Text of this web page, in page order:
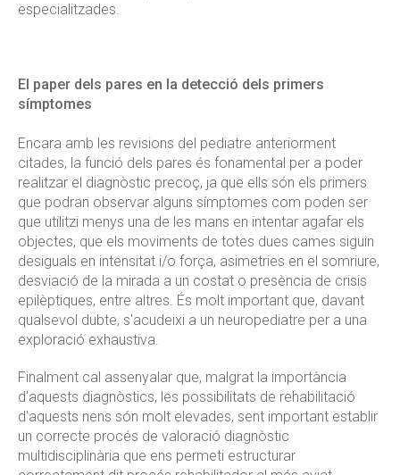
especialitzades.
El paper dels pares en la detecció dels primers
símptomes
Encara amb les revisions del pediatre anteriorment
citades, la funció dels pares és fonamental per a poder
realitzar el diagnòstic precoç, ja que ells són els primers
que podran observar alguns símptomes com poden ser
que utilitzi menys una de les mans en intentar agafar els
objectes, que els moviments de totes dues cames siguin
desiguals en intensitat i/o força, asimetries en el somriure,
desviació de la mirada a un costat o presència de crisis
epilèptiques, entre altres. És molt important que, davant
qualsevol dubte, s'acudeixi a un neuropediatre per a una
exploració exhaustiva.
Finalment cal assenyalar que, malgrat la importància
d'aquests diagnòstics, les possibilitats de rehabilitació
d'aquests nens són molt elevades, sent important establir
un correcte procés de valoració diagnòstic
multidisciplinària que ens permeti estructurar